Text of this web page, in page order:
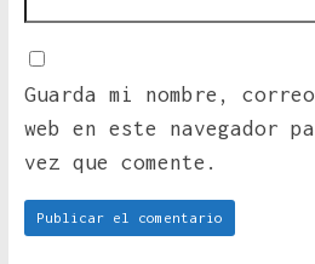
Guarda mi nombre,
web en este navegador
vez que comente.